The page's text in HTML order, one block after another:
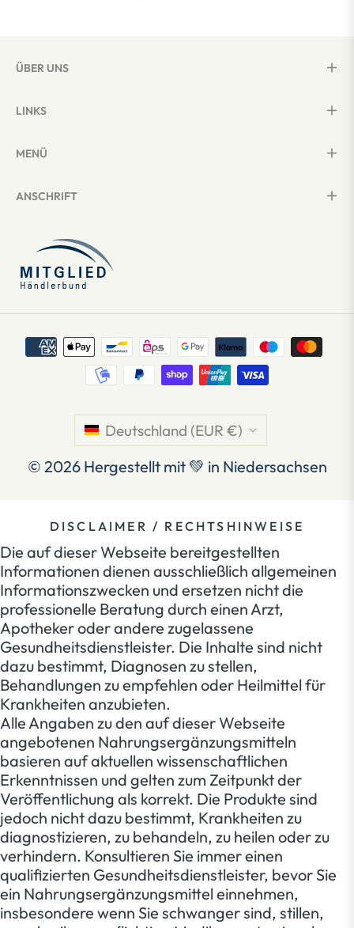
ÜBER UNS
LINKS
MENÜ
ANSCHRIFT
Deutschland (EUR €)
© 2026 Hergestellt mit 💚 in Niedersachsen
DISCLAIMER / RECHTSHINWEISE
Die auf dieser Webseite bereitgestellten
Informationen dienen ausschließlich allgemeinen
Informationszwecken und ersetzen nicht die
professionelle Beratung durch einen Arzt,
Apotheker oder andere zugelassene
Gesundheitsdienstleister. Die Inhalte sind nicht
dazu bestimmt, Diagnosen zu stellen,
Behandlungen zu empfehlen oder Heilmittel für
Krankheiten anzubieten.
Alle Angaben zu den auf dieser Webseite
angebotenen Nahrungsergänzungsmitteln
basieren auf aktuellen wissenschaftlichen
Erkenntnissen und gelten zum Zeitpunkt der
Veröffentlichung als korrekt. Die Produkte sind
jedoch nicht dazu bestimmt, Krankheiten zu
diagnostizieren, zu behandeln, zu heilen oder zu
verhindern. Konsultieren Sie immer einen
qualifizierten Gesundheitsdienstleister, bevor Sie
ein Nahrungsergänzungsmittel einnehmen,
insbesondere wenn Sie schwanger sind, stillen,